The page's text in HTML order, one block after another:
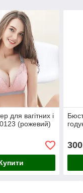
для вагітних і
(рожевий)
300